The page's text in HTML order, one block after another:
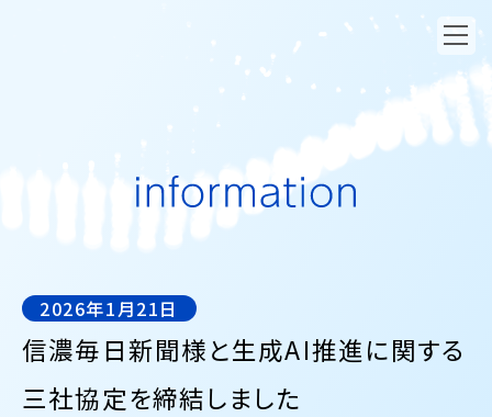
2026年1月21日
信濃毎日新聞様と生成AI推進に関する
三社協定を締結しました